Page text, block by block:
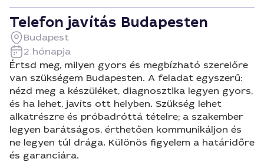
Telefon javítás Budapesten
Budapest
2 hónapja
Értsd meg, milyen gyors és megbízható szerelőre
van szükségem Budapesten. A feladat egyszerű:
nézd meg a készüléket, diagnosztika legyen gyors,
és ha lehet, javíts ott helyben. Szükség lehet
alkatrészre és próbadróttá tételre; a szakember
legyen barátságos, érthetően kommunikáljon és
ne legyen túl drága. Különös figyelem a határidőre
és garanciára.